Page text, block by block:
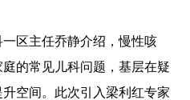
区主任乔静介绍，慢性咳
的常见儿科问题，基层在疑
空间。此次引入梁利红专家